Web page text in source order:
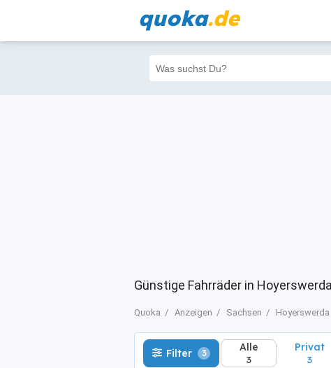
quoka.de
Günstige Fahrräder in
Quoka Anzeigen Sachsen Hoyerswerda
Filter 3 Alle
3
Filter 3 Alle
3
Privat
3